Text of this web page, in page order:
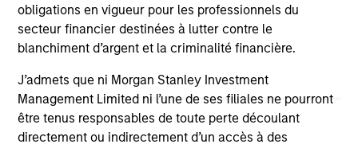
obligations en vigueur pour les professionnels du
secteur financier destinées à lutter contre le
blanchiment d’argent et la criminalité financière.
J’admets que ni Morgan Stanley Investment
Management Limited ni l’une de ses filiales ne pourront
être tenus responsables de toute perte découlant
directement ou indirectement d’un accès à des
ARTICLE